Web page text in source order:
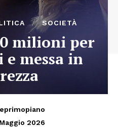
SOCIETÀ
milioni per
messa in
2026